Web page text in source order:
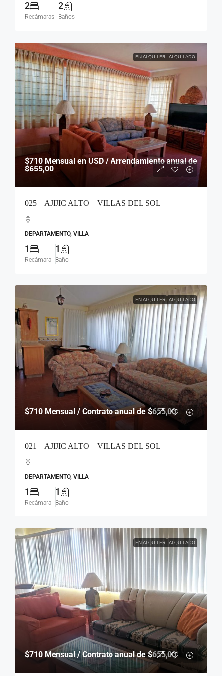
2
Recámaras
2
Baños
EN ALQUILER ALQUILADO
$710 Mensual en USD / Arrendamiento anual de
$655,00
025 – AJIJIC ALTO – VILLAS DEL SOL
DEPARTAMENTO, VILLA
1
Recámara
1
Baño
EN ALQUILER ALQUILADO
$710 Mensual / Contrato anual de $655,00
021 – AJIJIC ALTO – VILLAS DEL SOL
DEPARTAMENTO, VILLA
1
Recámara
1
Baño
EN ALQUILER ALQUILADO
$710 Mensual / Contrato anual de $655,00